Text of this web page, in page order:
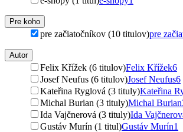
Pre koho
pre začiatočníkov (10 titulov)pre
Autor
Felix Křížek (6 titulov)Felix Křížek6
Josef Neufus (6 titulov)Josef Neufus6
Kateřina Ryglová (3 tituly)Kateřina
Michal Burian (3 tituly)Michal Burian
Ida Vajčnerová (3 tituly)Ida
Gustáv Murín (1 titul)Gustáv Murín1